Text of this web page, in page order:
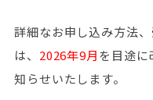
詳細なお申し込み方法
は、 2026年9月を目途に
知らせいたします。